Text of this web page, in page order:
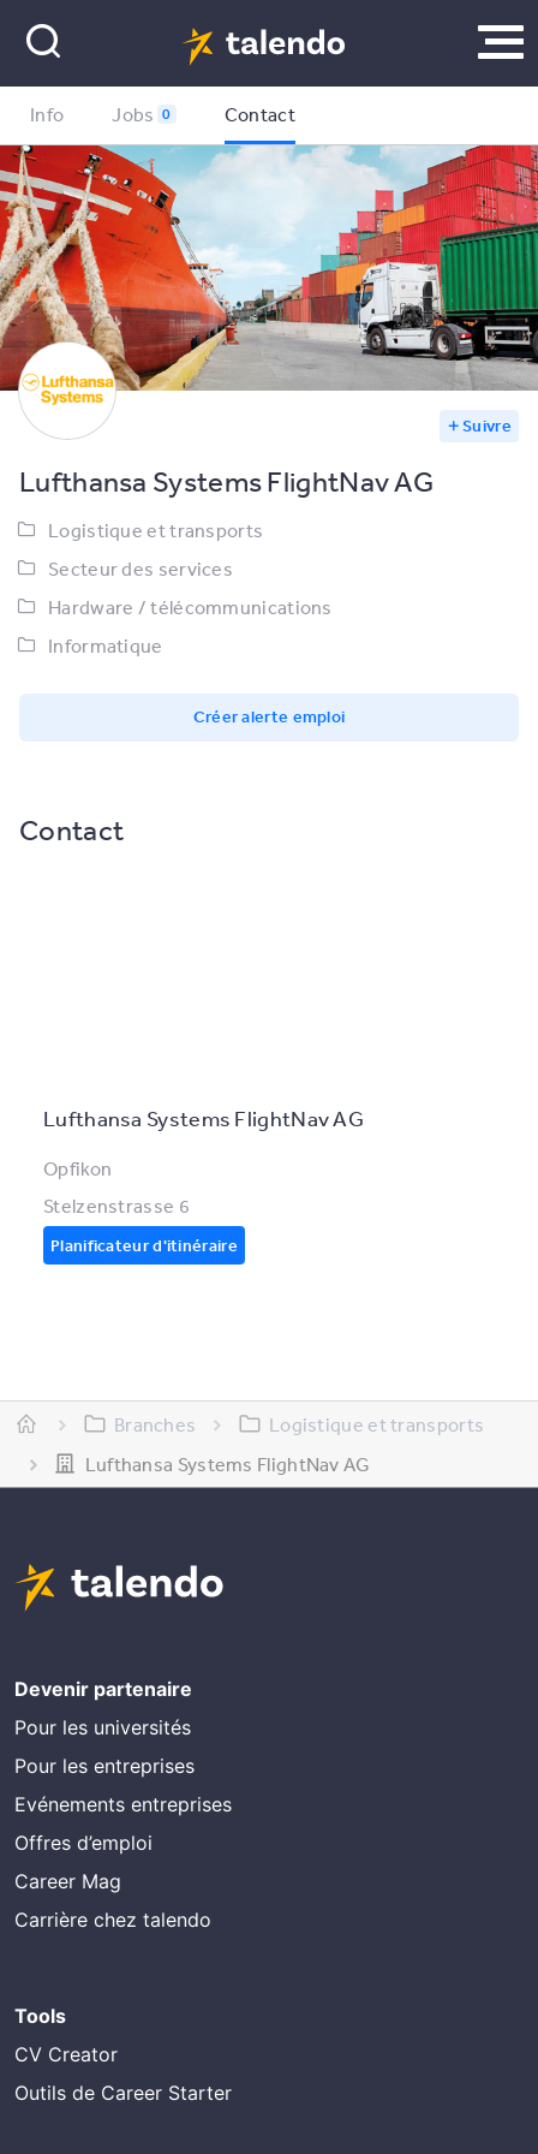
Suivre
Info Jobs 0 Contact
Lufthansa Systems FlightNav AG
Logistique et transports
Secteur des services
Hardware / télécommunications
Informatique
Créer alerte emploi
Contact
Lufthansa Systems FlightNav AG
Opfikon
Stelzenstrasse 6
Planificateur d'itinéraire
Branches
Logistique et transports
Lufthansa Systems FlightNav AG
Devenir partenaire
Pour les universités
Pour les entreprises
Evénements entreprises
Offres d’emploi
Career Mag
Carrière chez talendo
Tools
CV Creator
Outils de Career Starter